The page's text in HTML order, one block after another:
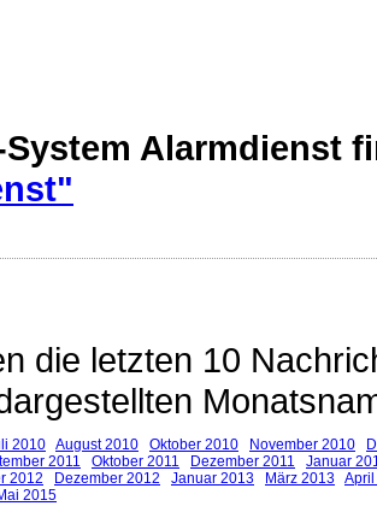
System Alarmdienst
die letzten 10
2010 August 2010 Oktober 2010 November 2010
2011 Oktober 2011 Dezember 2011
Januar
2012 Dezember 2012 Januar 2013 März 2013
2015